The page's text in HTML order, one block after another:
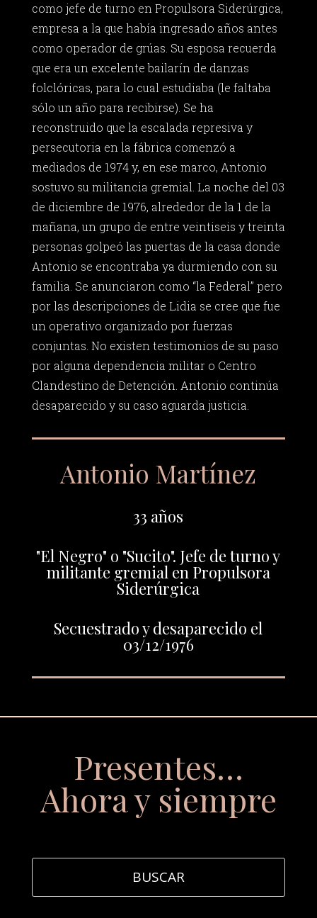
como jefe de turno en Propulsora Siderúrgica,
empresa a la que había ingresado años antes
como operador de grúas. Su esposa recuerda
que era un excelente bailarín de danzas
folclóricas, para lo cual estudiaba (le faltaba
sólo un año para recibirse). Se ha
reconstruido que la escalada represiva y
persecutoria en la fábrica comenzó a
mediados de 1974 y, en ese marco, Antonio
sostuvo su militancia gremial. La noche del 03
de diciembre de 1976, alrededor de la 1 de la
mañana, un grupo de entre veintiseis y treinta
personas golpeó las puertas de la casa donde
Antonio se encontraba ya durmiendo con su
familia. Se anunciaron como “la Federal” pero
por las descripciones de Lidia se cree que fue
un operativo organizado por fuerzas
conjuntas. No existen testimonios de su paso
por alguna dependencia militar o Centro
Clandestino de Detención. Antonio continúa
desaparecido y su caso aguarda justicia.
Antonio Martínez
33 años
"El Negro" o "Sucito". Jefe de turno y
militante gremial en Propulsora
Siderúrgica
Secuestrado y desaparecido el
03/12/1976
Presentes…
Ahora y siempre